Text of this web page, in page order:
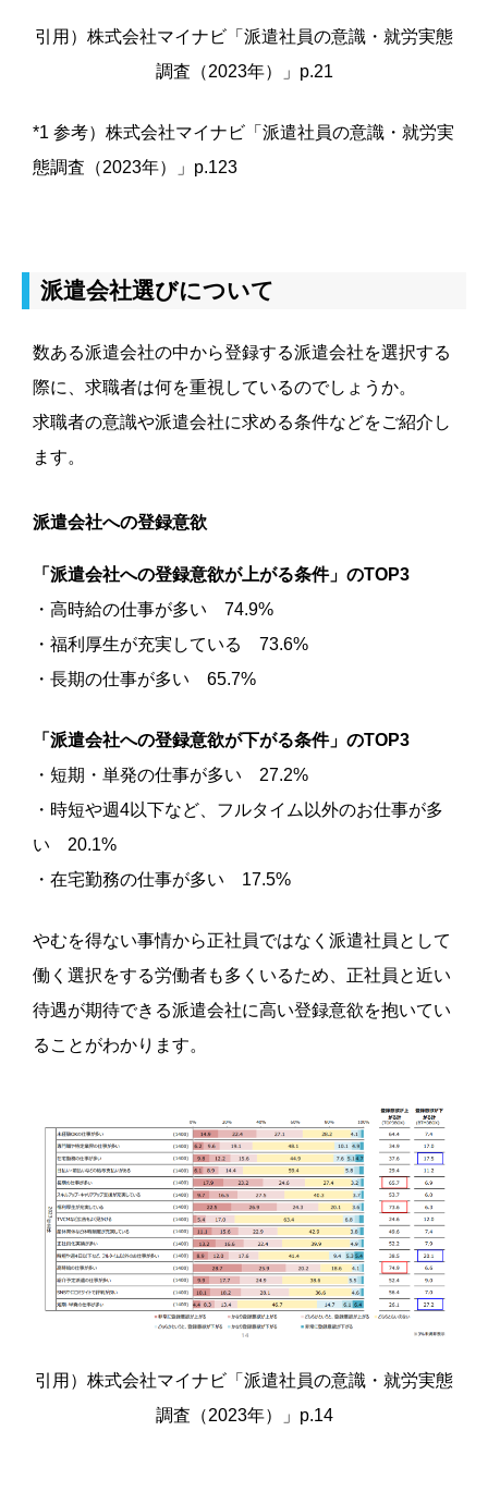
引用）株式会社マイナビ「派遣社員の意識・就労実態
調査（2023年）」p.21
*1 参考） 株式会社マイナビ 「派遣社員の意識・就労実
態調査（2023年）」p.123
派遣会社選びについて
数ある派遣会社の中から登録する派遣会社を選択する
際に、求職者は何を重視しているのでしょうか。
求職者の意識や派遣会社に求める条件などをご紹介し
ます。
派遣会社への登録意欲
「派遣会社への登録意欲が上がる条件」のTOP3
・高時給の仕事が多い 74.9%
・福利厚生が充実している 73.6%
・長期の仕事が多い 65.7%
「派遣会社への登録意欲が下がる条件」のTOP3
・短期・単発の仕事が多い 27.2%
・時短や週4以下など、フルタイム以外のお仕事が多
い 20.1%
・在宅勤務の仕事が多い 17.5%
やむを得ない事情から正社員ではなく派遣社員として
働く選択をする労働者も多くいるため、正社員と近い
待遇が期待できる派遣会社に高い登録意欲を抱いてい
ることがわかります。
引用）株式会社マイナビ「派遣社員の意識・就労実態
調査（2023年）」p.14